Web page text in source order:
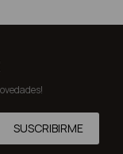
SUSCRIBIRME